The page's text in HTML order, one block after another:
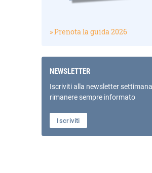
» Prenota la guida 2026
NEWSLETTER
Iscriviti alla newsletter
rimanere sempre informato
Iscriviti